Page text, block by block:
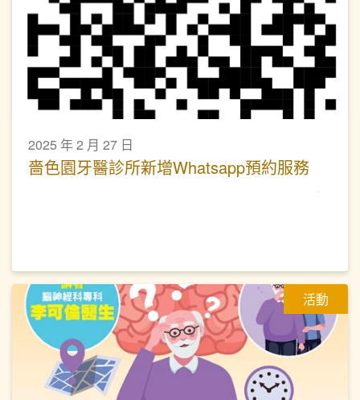
2025 年 2 月 27 日
嗇色園牙醫診所新增Whatsapp預約服務
活動